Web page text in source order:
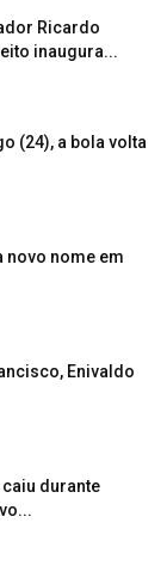
Ricardo
inaugura...
(24), a bola volta
novo nome em
Enivaldo
durante